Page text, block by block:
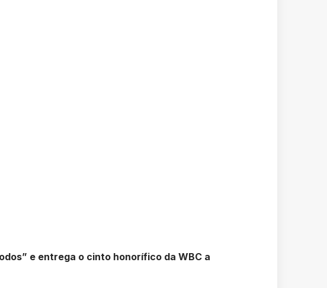
e entrega o cinto honorífico da WBC a